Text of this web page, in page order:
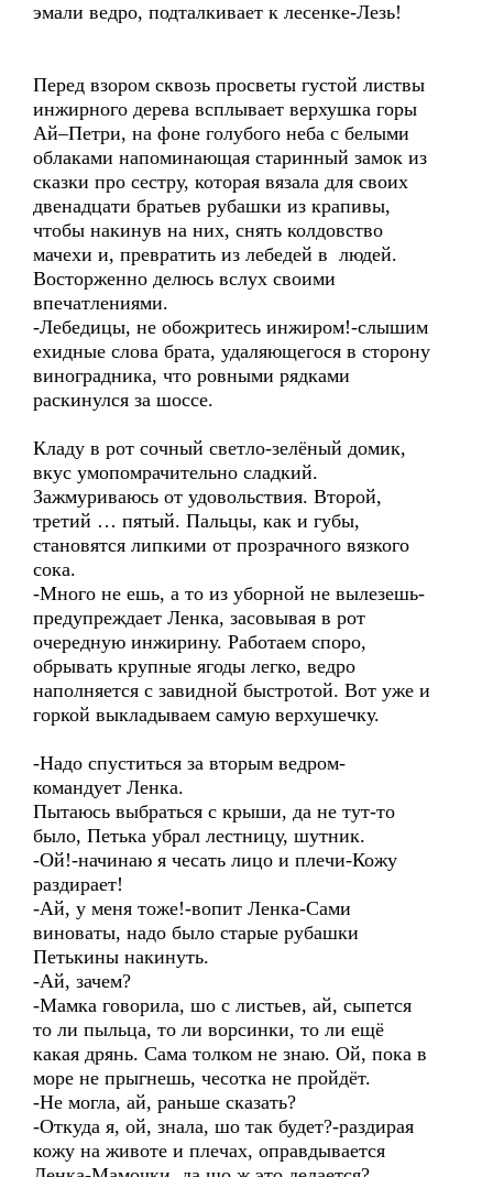
эмали ведро, подталкивает к лесенке-Лезь!
Перед взором сквозь просветы густой листвы
инжирного дерева всплывает верхушка горы
Ай–Петри, на фоне голубого неба с белыми
облаками напоминающая старинный замок из
сказки про сестру, которая вязала для своих
двенадцати братьев рубашки из крапивы,
чтобы накинув на них, снять колдовство
мачехи и, превратить из лебедей в людей.
Восторженно делюсь вслух своими
впечатлениями.
-Лебедицы, не обожритесь инжиром!-слышим
ехидные слова брата, удаляющегося в сторону
виноградника, что ровными рядками
раскинулся за шоссе.
Кладу в рот сочный светло-зелёный домик,
вкус умопомрачительно сладкий.
Зажмуриваюсь от удовольствия. Второй,
третий … пятый. Пальцы, как и губы,
становятся липкими от прозрачного вязкого
сока.
-Много не ешь, а то из уборной не вылезешь-
предупреждает Ленка, засовывая в рот
очередную инжирину. Работаем споро,
обрывать крупные ягоды легко, ведро
наполняется с завидной быстротой. Вот уже и
горкой выкладываем самую верхушечку.
-Надо спуститься за вторым ведром-
командует Ленка.
Пытаюсь выбраться с крыши, да не тут-то
было, Петька убрал лестницу, шутник.
-Ой!-начинаю я чесать лицо и плечи-Кожу
раздирает!
-Ай, у меня тоже!-вопит Ленка-Сами
виноваты, надо было старые рубашки
Петькины накинуть.
-Ай, зачем?
-Мамка говорила, шо с листьев, ай, сыпется
то ли пыльца, то ли ворсинки, то ли ещё
какая дрянь. Сама толком не знаю. Ой, пока в
море не прыгнешь, чесотка не пройдёт.
-Не могла, ай, раньше сказать?
-Откуда я, ой, знала, шо так будет?-раздирая
кожу на животе и плечах, оправдывается